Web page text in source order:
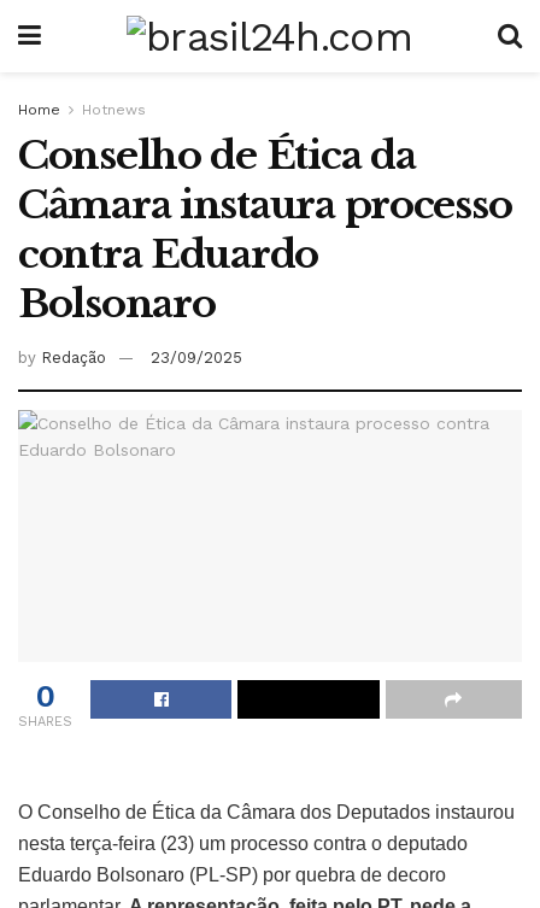
Home Hotnews
Conselho de Ética da
Câmara instaura processo
contra Eduardo
Bolsonaro
by Redação 23/09/2025
0
SHARES
O Conselho de Ética da Câmara dos Deputados instaurou
nesta terça-feira (23) um processo contra o deputado
Eduardo Bolsonaro (PL-SP) por quebra de decoro